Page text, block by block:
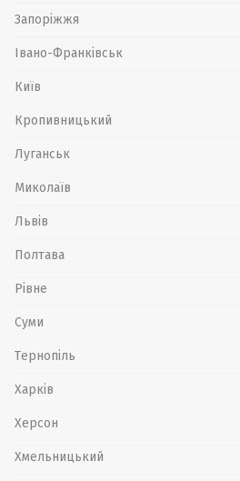
Запоріжжя
Івано-Франківськ
Київ
Кропивницький
Луганськ
Миколаїв
Львів
Полтава
Рівне
Суми
Тернопіль
Харків
Херсон
Хмельницький